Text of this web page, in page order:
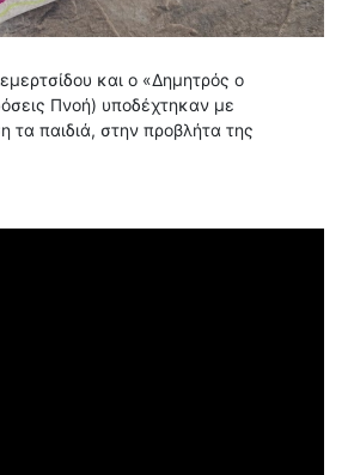
και ο «Δημητρός ο
Πνοή) υποδέχτηκαν με
τα παιδιά, στην προβλήτα της